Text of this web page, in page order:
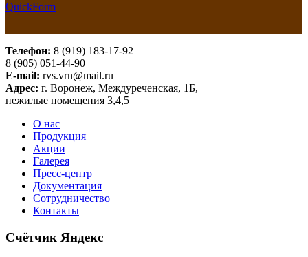
QuickForm
Телефон: 8 (919) 183-17-92
8 (905) 051-44-90
E-mail: rvs.vrn@mail.ru
Адрес: г. Воронеж, Междуреченская, 1Б,
нежилые помещения 3,4,5
О нас
Продукция
Акции
Галерея
Пресс-центр
Документация
Сотрудничество
Контакты
Счётчик Яндекс